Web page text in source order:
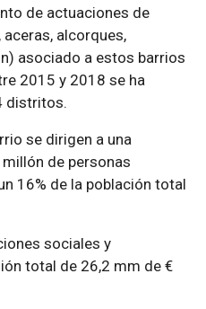
de actuaciones de
alcorques,
asociado a estos barrios
2015 y 2018 se ha
distritos.
se dirigen a una
de personas
16% de la población total
sociales y
total de 26,2 mm de €